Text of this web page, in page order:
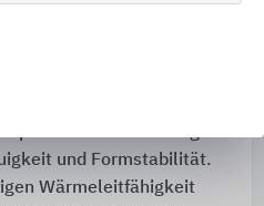
zeigt
und Formstabilität.
Wärmeleitfähigkeit